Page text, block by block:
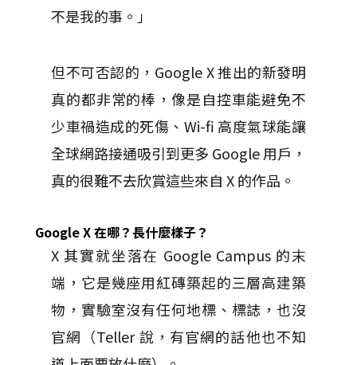
不是我的事。」
但不可否認的，Google X 推出的新發明
真的都非常的棒，像是自控車能避免不
少車禍造成的死傷、Wi-fi 高度氣球能讓
全球網路接通吸引到更多 Google 用戶，
真的很難不去欣賞這些來自 X 的作品。
Google X 在哪？長什麼樣子？
X 其實就坐落在 Google Campus 的末
端，它是幾座用紅磚築起的三層高建築
物，實驗室沒有任何地標、標誌，也沒
官網（Teller 說，有官網的話他也不知